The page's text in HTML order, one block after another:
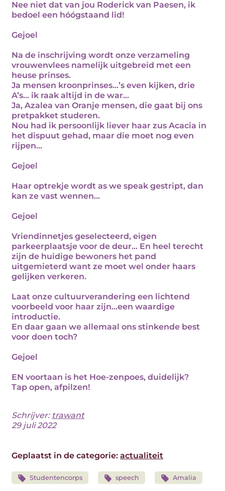
Nee niet dat van jou Roderick van Paesen, ik
bedoel een hóógstaand lid!
Gejoel
Na de inschrijving wordt onze verzameling
vrouwenvlees namelijk uitgebreid met een
heuse prinses.
Ja mensen kroonprinses…’s even kijken, drie
A’s… ik raak altijd in de war…
Ja, Azalea van Oranje mensen, die gaat bij ons
pretpakket studeren.
Nou had ik persoonlijk liever haar zus Acacia in
het dispuut gehad, maar die moet nog even
rijpen…
Gejoel
Haar optrekje wordt as we speak gestript, dan
kan ze vast wennen…
Gejoel
Vriendinnetjes geselecteerd, eigen
parkeerplaatsje voor de deur… En heel terecht
zijn de huidige bewoners het pand
uitgemieterd want ze moet wel onder haars
gelijken verkeren.
Laat onze cultuurverandering een lichtend
voorbeeld voor haar zijn...een waardige
introductie.
En daar gaan we allemaal ons stinkende best
voor doen toch?
Gejoel
EN voortaan is het Hoe-zenpoes, duidelijk?
Tap open, afpilzen!
Schrijver: trawant
29 juli 2022
Geplaatst in de categorie: actualiteit
Studentencorps speech Amalia